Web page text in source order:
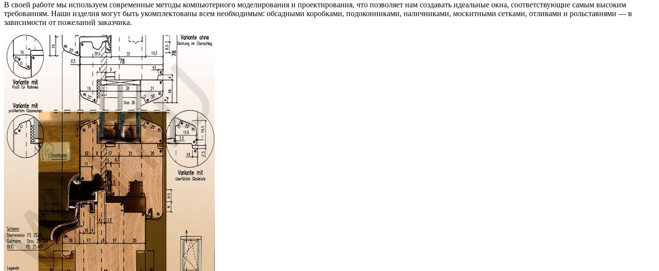
В своей работе мы используем современные методы компьютерного моделирования и проектирования, что позволяет нам создавать идеальные окна, соответствующие самым высоким
требованиям. Наши изделия могут быть укомплектованы всем необходимым: обсадными коробками, подоконниками, наличниками, москитными сетками, отливами и рольставнями — в
зависимости от пожеланий заказчика.